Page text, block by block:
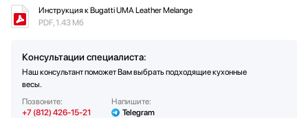
Инструкция к Bugatti UMA Leather Melange
PDF, 1.43 Мб
Консультации специалиста:
Наш консультант поможет Вам выбрать подходящие кухонные
весы.
Позвоните:
+7 (812) 426-15-21
Напишите:
Telegram